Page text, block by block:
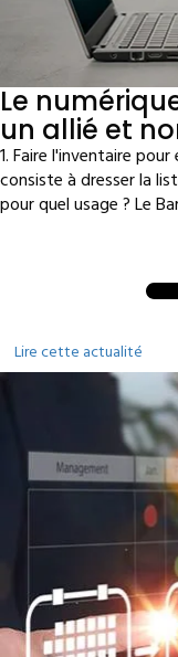
Le
un allié et
1. Faire l'inventaire
consiste à dresser la
pour quel usage ? Le
Lire cette actualité